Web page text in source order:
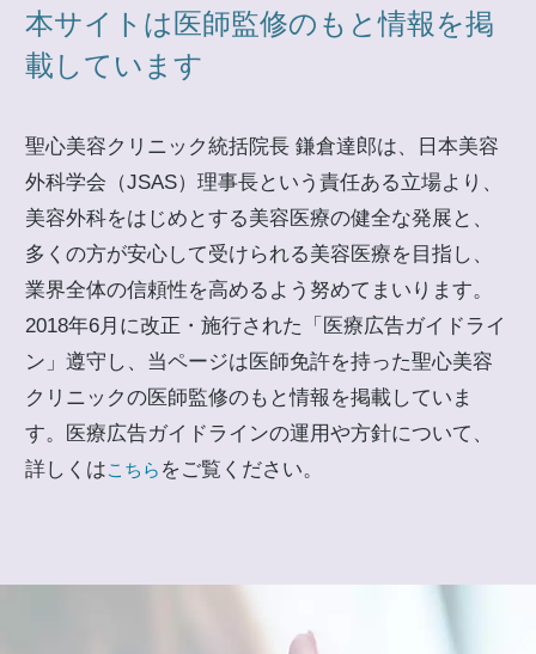
本サイトは医師監修のもと情報を掲
載しています
聖心美容クリニック統括院長 鎌倉達郎は、日本美容
外科学会（JSAS）理事長という責任ある立場より、
美容外科をはじめとする美容医療の健全な発展と、
多くの方が安心して受けられる美容医療を目指し、
業界全体の信頼性を高めるよう努めてまいります。
2018年6月に改正・施行された「医療広告ガイドライ
ン」遵守し、当ページは医師免許を持った聖心美容
クリニックの医師監修のもと情報を掲載していま
す。医療広告ガイドラインの運用や方針について、
詳しくはこちら をご覧ください。